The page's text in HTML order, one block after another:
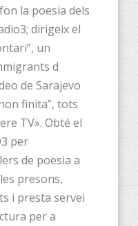
la poesia dels
dirigeix el
un
d
de Sarajevo
finita”, tots
TV». Obté el
per
de poesia a
presons,
i presta servei
per a